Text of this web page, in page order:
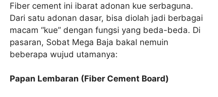
Fiber cement ini ibarat adonan kue serbaguna.
Dari satu adonan dasar, bisa diolah jadi berbagai
macam “kue” dengan fungsi yang beda-beda. Di
pasaran, Sobat Mega Baja bakal nemuin
beberapa wujud utamanya:
Papan Lembaran (Fiber Cement Board)